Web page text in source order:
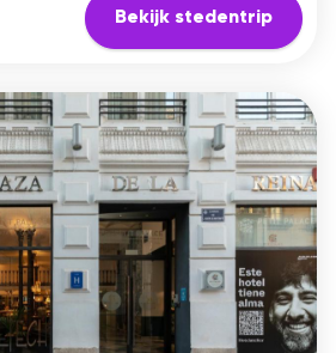
Bekijk stedentrip